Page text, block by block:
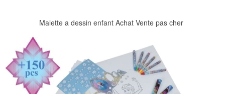
Malette a dessin enfant Achat Vente pas cher